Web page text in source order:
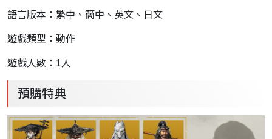
語言版本：繁中、簡中、英文、日文
遊戲類型：動作
遊戲人數：1人
預購特典